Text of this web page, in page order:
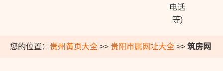
电话
等)
您的位置： 贵州黄页大全 >> 贵阳市属网址大全 >> 筑房网